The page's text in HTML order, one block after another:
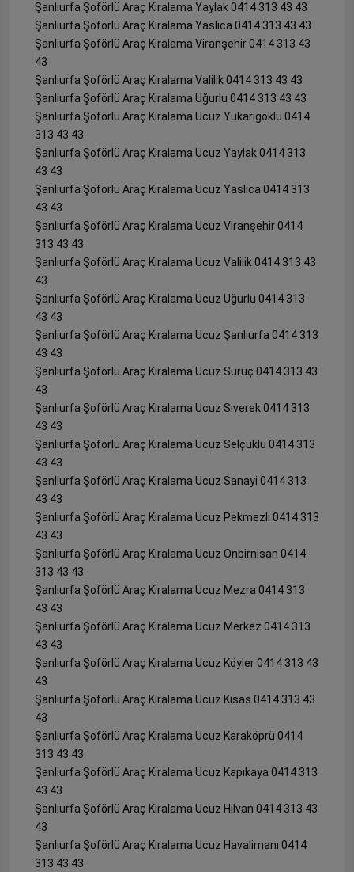
Şanlıurfa Şoförlü Araç Kiralama Yaylak 0414 313 43 43
Şanlıurfa Şoförlü Araç Kiralama Yaslıca 0414 313 43 43
Şanlıurfa Şoförlü Araç Kiralama Viranşehir 0414 313 43
43
Şanlıurfa Şoförlü Araç Kiralama Valilik 0414 313 43 43
Şanlıurfa Şoförlü Araç Kiralama Uğurlu 0414 313 43 43
Şanlıurfa Şoförlü Araç Kiralama Ucuz Yukarıgöklü 0414
313 43 43
Şanlıurfa Şoförlü Araç Kiralama Ucuz Yaylak 0414 313
43 43
Şanlıurfa Şoförlü Araç Kiralama Ucuz Yaslıca 0414 313
43 43
Şanlıurfa Şoförlü Araç Kiralama Ucuz Viranşehir 0414
313 43 43
Şanlıurfa Şoförlü Araç Kiralama Ucuz Valilik 0414 313 43
43
Şanlıurfa Şoförlü Araç Kiralama Ucuz Uğurlu 0414 313
43 43
Şanlıurfa Şoförlü Araç Kiralama Ucuz Şanlıurfa 0414 313
43 43
Şanlıurfa Şoförlü Araç Kiralama Ucuz Suruç 0414 313 43
43
Şanlıurfa Şoförlü Araç Kiralama Ucuz Siverek 0414 313
43 43
Şanlıurfa Şoförlü Araç Kiralama Ucuz Selçuklu 0414 313
43 43
Şanlıurfa Şoförlü Araç Kiralama Ucuz Sanayi 0414 313
43 43
Şanlıurfa Şoförlü Araç Kiralama Ucuz Pekmezli 0414 313
43 43
Şanlıurfa Şoförlü Araç Kiralama Ucuz Onbirnisan 0414
313 43 43
Şanlıurfa Şoförlü Araç Kiralama Ucuz Mezra 0414 313
43 43
Şanlıurfa Şoförlü Araç Kiralama Ucuz Merkez 0414 313
43 43
Şanlıurfa Şoförlü Araç Kiralama Ucuz Köyler 0414 313 43
43
Şanlıurfa Şoförlü Araç Kiralama Ucuz Kısas 0414 313 43
43
Şanlıurfa Şoförlü Araç Kiralama Ucuz Karaköprü 0414
313 43 43
Şanlıurfa Şoförlü Araç Kiralama Ucuz Kapıkaya 0414 313
43 43
Şanlıurfa Şoförlü Araç Kiralama Ucuz Hilvan 0414 313 43
43
Şanlıurfa Şoförlü Araç Kiralama Ucuz Havalimanı 0414
313 43 43